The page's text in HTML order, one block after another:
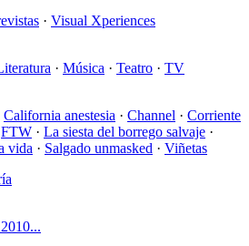
· Visual Xperiences
· Música · Teatro · TV
California anestesia · Channel · Corriente
FTW · La siesta del borrego salvaje ·
vida · Salgado unmasked · Viñetas